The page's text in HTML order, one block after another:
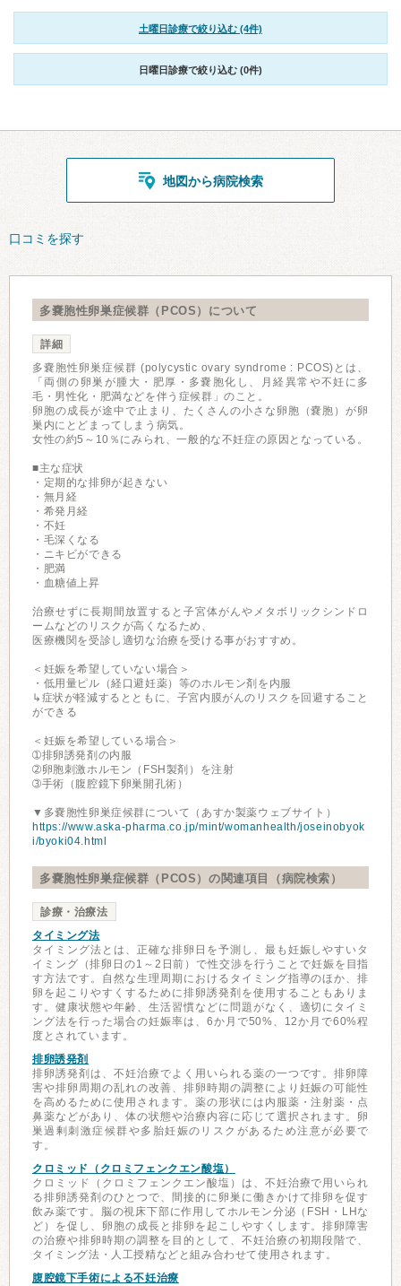
土曜日診療で絞り込む (4件)
日曜日診療で絞り込む (0件)
地図から病院検索
口コミを探す
多嚢胞性卵巣症候群（PCOS）について
詳細
多嚢胞性卵巣症候群 (polycystic ovary syndrome : PCOS)とは、
「両側の卵巣が腫大・肥厚・多嚢胞化し、月経異常や不妊に多
毛・男性化・肥満などを伴う症候群」のこと。
卵胞の成⻑が途中で止まり、たくさんの⼩さな卵胞（嚢胞）が卵
巣内にとどまってしまう病気。
女性の約5～10％にみられ、一般的な不妊症の原因となっている。
■主な症状
・定期的な排卵が起きない
・無月経
・希発月経
・不妊
・毛深くなる
・ニキビができる
・肥満
・血糖値上昇
治療せずに長期間放置すると子宮体がんやメタボリックシンドロ
ームなどのリスクが高くなるため、
医療機関を受診し適切な治療を受ける事がおすすめ。
＜妊娠を希望していない場合＞
・低用量ピル（経口避妊薬）等のホルモン剤を内服
↳症状が軽減するとともに、子宮内膜がんのリスクを回避すること
ができる
＜妊娠を希望している場合＞
➀排卵誘発剤の内服
➁卵胞刺激ホルモン（FSH製剤）を注射
➂手術（腹腔鏡下卵巣開孔術）
▼多嚢胞性卵巣症候群について（あすか製薬ウェブサイト）
https://www.aska-pharma.co.jp/mint/womanhealth/joseinobyok
i/byoki04.html
多嚢胞性卵巣症候群（PCOS）の関連項目（病院検索）
診療・治療法
タイミング法
タイミング法とは、正確な排卵日を予測し、最も妊娠しやすいタ
イミング（排卵日の1～2日前）で性交渉を行うことで妊娠を目指
す方法です。自然な生理周期におけるタイミング指導のほか、排
卵を起こりやすくするために排卵誘発剤を使用することもありま
す。健康状態や年齢、生活習慣などに問題がなく、適切にタイミ
ング法を行った場合の妊娠率は、6か月で50%、12か月で60%程
度とされています。
排卵誘発剤
排卵誘発剤は、不妊治療でよく用いられる薬の一つです。排卵障
害や排卵周期の乱れの改善、排卵時期の調整により妊娠の可能性
を高めるために使用されます。薬の形状には内服薬・注射薬・点
鼻薬などがあり、体の状態や治療内容に応じて選択されます。卵
巣過剰刺激症候群や多胎妊娠のリスクがあるため注意が必要で
す。
クロミッド（クロミフェンクエン酸塩）
クロミッド（クロミフェンクエン酸塩）は、不妊治療で用いられ
る排卵誘発剤のひとつで、間接的に卵巣に働きかけて排卵を促す
飲み薬です。脳の視床下部に作用してホルモン分泌（FSH・LHな
ど）を促し、卵胞の成長と排卵を起こしやすくします。排卵障害
の治療や排卵時期の調整を目的として、不妊治療の初期段階で、
タイミング法・人工授精などと組み合わせて使用されます。
腹腔鏡下手術による不妊治療